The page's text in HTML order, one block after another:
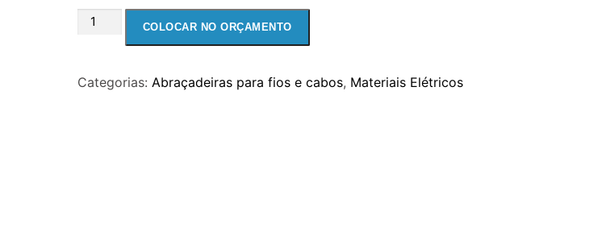
ABRAÇADEIRA
E
COLOCAR NO ORÇAMENTO
Categorias:Abraçadeiras para fios e cabos, Materiais Elétricos